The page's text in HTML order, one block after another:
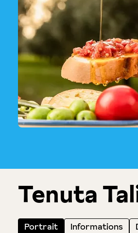
Tenuta
Portrait Informations